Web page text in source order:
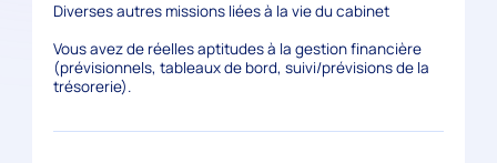
Diverses autres missions liées à la vie du cabinet
Vous avez de réelles aptitudes à la gestion financière
(prévisionnels, tableaux de bord, suivi/prévisions de la
trésorerie).